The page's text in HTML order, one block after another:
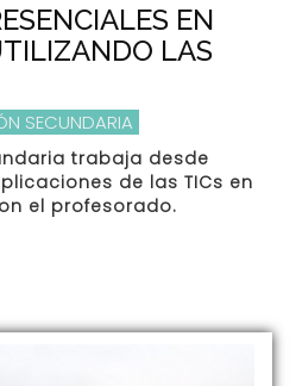
EN
LAS
SECUNDARIA
trabaja desde
de las TICs en
el profesorado.